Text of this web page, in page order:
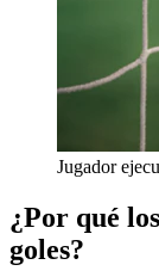
Jugador
¿Por qué
goles?